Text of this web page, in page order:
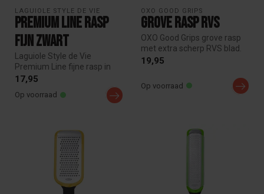
LAGUIOLE STYLE DE VIE
Premium Line Rasp
Fijn Zwart
Laguiole Style de Vie
Premium Line fijne rasp in
zwart met gelaserd RVS
17,95
Op voorraad
OXO GOOD GRIPS
Grove Rasp RVS
OXO Good Grips grove rasp
met extra scherp RVS blad.
Ideaal voor kaas, aardappel...
19,95
Op voorraad